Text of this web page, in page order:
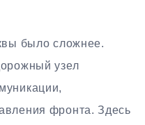
было сложнее.
узел
фронта. Здесь